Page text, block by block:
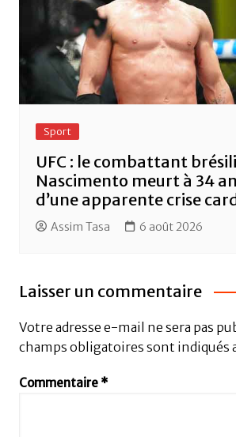
Sport
UFC : le combattant
Nascimento meurt à 34
d’une apparente crise
Assim Tasa 6 août 2026
Laisser un commentaire
Votre adresse e-mail ne sera pas
champs obligatoires sont indiqués
Commentaire *